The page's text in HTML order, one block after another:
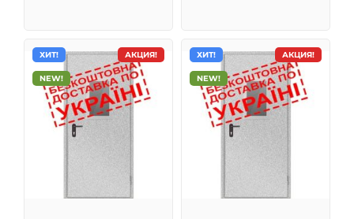
АКЦИЯ!
ХИТ!
NEW!
АКЦИЯ!
ХИТ!
NEW!